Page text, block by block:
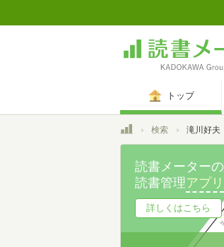
トップ
トップ検索 滝川好夫
読書メーターの
読書管理アプリ
詳しくはこちら